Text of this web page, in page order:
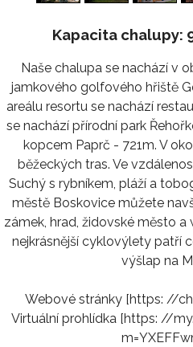
Kapacita chalupy:
Naše chalupa se nachází v
jamkového golfového hřiště
areálu resortu se nachází
se nachází přírodní park
kopcem Paprč - 721m. V
běžeckých tras. Ve
Suchý s rybníkem, pláží a
městě Boskovice můžete
zámek, hrad, židovské město
nejkrásnější cyklovýlety patří
výšlap na
Webové stránky [https: //
Virtuální prohlídka [https: //